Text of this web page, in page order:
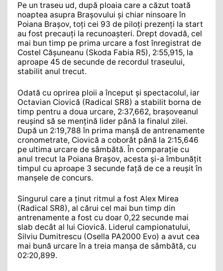
Pe un traseu ud, după ploaia care a căzut toată
noaptea asupra Brașovului și chiar ninsoare în
Poiana Brașov, toți cei 93 de piloți prezenți la start
au fost precauți la recunoașteri. Drept dovadă, cel
mai bun timp pe prima urcare a fost înregistrat de
Costel Cășuneanu (Skoda Fabia R5), 2:55,915, la
aproape 45 de secunde de recordul traseului,
stabilit anul trecut.
Odată cu oprirea ploii a început și spectacolul, iar
Octavian Ciovică (Radical SR8) a stabilit borna de
timp pentru a doua urcare, 2:37,662, brașoveanul
reușind să se mențină lider până la finalul zilei.
După un 2:19,788 în prima manșă de antrenamente
cronometrate, Ciovică a coborât până la 2:15,646
pe ultima urcare de sâmbătă. În comparație cu
anul trecut la Poiana Brașov, acesta și-a îmbunățit
timpul cu aproape 3 secunde față de ce a reușit în
manșele de concurs.
Singurul care a ținut ritmul a fost Alex Mirea
(Radical SR8), al cărui cel mai bun timp din
antrenamente a fost cu doar 0,22 secunde mai
slab decât al lui Ciovică. Liderul campionatului,
Silviu Dumitrescu (Osella PA2000 Evo) a avut cea
mai bună urcare în a treia manșa de sâmbătă, cu
02:20,899.